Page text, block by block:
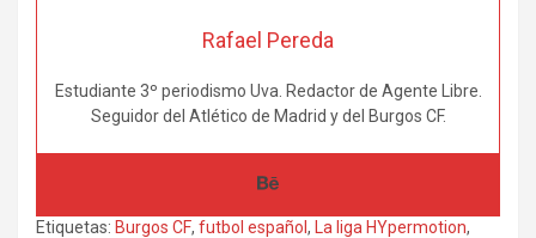
Rafael Pereda
Estudiante 3º periodismo Uva. Redactor de Agente Libre.
Seguidor del Atlético de Madrid y del Burgos CF.
Etiquetas: Burgos CF, futbol español , La liga HYpermotion,